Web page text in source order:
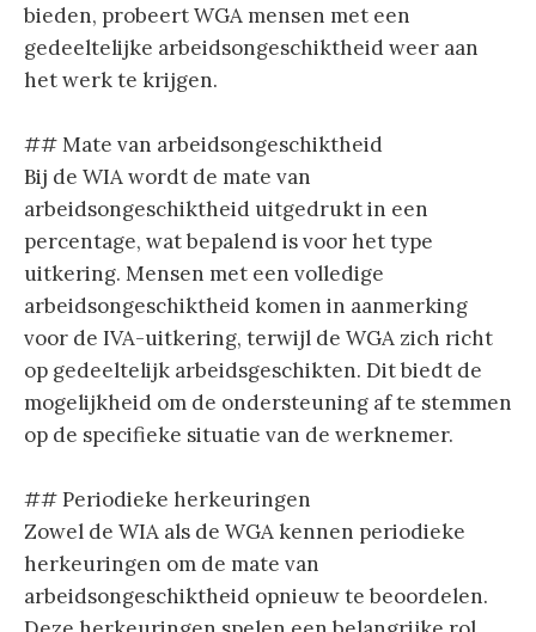
bieden, probeert WGA mensen met een
gedeeltelijke arbeidsongeschiktheid weer aan
het werk te krijgen.
## Mate van arbeidsongeschiktheid
Bij de WIA wordt de mate van
arbeidsongeschiktheid uitgedrukt in een
percentage, wat bepalend is voor het type
uitkering. Mensen met een volledige
arbeidsongeschiktheid komen in aanmerking
voor de IVA-uitkering, terwijl de WGA zich richt
op gedeeltelijk arbeidsgeschikten. Dit biedt de
mogelijkheid om de ondersteuning af te stemmen
op de specifieke situatie van de werknemer.
## Periodieke herkeuringen
Zowel de WIA als de WGA kennen periodieke
herkeuringen om de mate van
arbeidsongeschiktheid opnieuw te beoordelen.